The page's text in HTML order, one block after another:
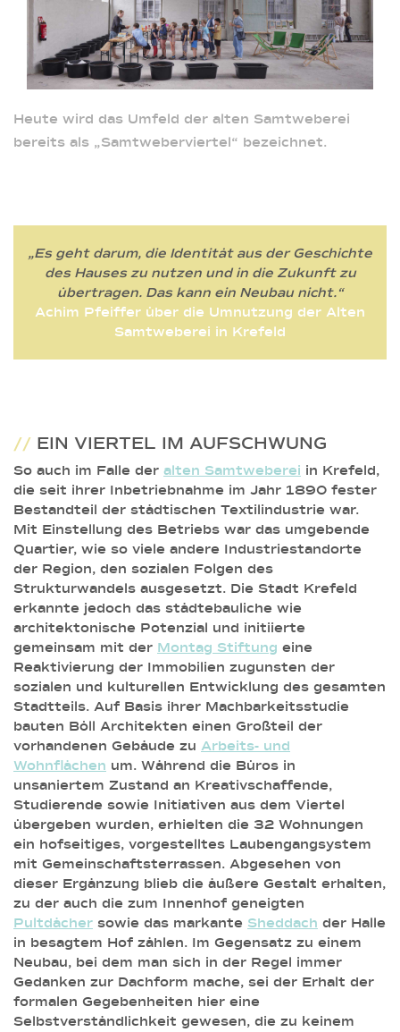
Heute wird das Umfeld der alten Samtweberei
bereits als „Samtweberviertel“ bezeichnet.
„Es geht darum, die Identität aus der Geschichte
des Hauses zu nutzen und in die Zukunft zu
übertragen. Das kann ein Neubau nicht.“
Achim Pfeiffer über die Umnutzung der Alten
Samtweberei in Krefeld
// EIN VIERTEL IM AUFSCHWUNG
So auch im Falle der alten Samtweberei in Krefeld,
die seit ihrer Inbetriebnahme im Jahr 1890 fester
Bestandteil der städtischen Textilindustrie war.
Mit Einstellung des Betriebs war das umgebende
Quartier, wie so viele andere Industriestandorte
der Region, den sozialen Folgen des
Strukturwandels ausgesetzt. Die Stadt Krefeld
erkannte jedoch das städtebauliche wie
architektonische Potenzial und initiierte
gemeinsam mit der Montag Stiftung eine
Reaktivierung der Immobilien zugunsten der
sozialen und kulturellen Entwicklung des gesamten
Stadtteils. Auf Basis ihrer Machbarkeitsstudie
bauten Böll Architekten einen Großteil der
vorhandenen Gebäude zu Arbeits- und
Wohnflächen um. Während die Büros in
unsaniertem Zustand an Kreativschaffende,
Studierende sowie Initiativen aus dem Viertel
übergeben wurden, erhielten die 32 Wohnungen
ein hofseitiges, vorgestelltes Laubengangsystem
mit Gemeinschaftsterrassen. Abgesehen von
dieser Ergänzung blieb die äußere Gestalt erhalten,
zu der auch die zum Innenhof geneigten
Pultdächer sowie das markante Sheddach der Halle
in besagtem Hof zählen. Im Gegensatz zu einem
Neubau, bei dem man sich in der Regel immer
Gedanken zur Dachform mache, sei der Erhalt der
formalen Gegebenheiten hier eine
Selbstverständlichkeit gewesen, die zu keinem